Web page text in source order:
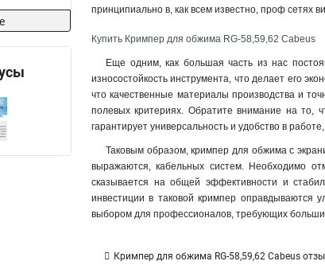
принципиально в, как всем известно, проф сетях
Купить Кримпер для обжима RG-58,59,62 Cabeus
Еще одним, как большая часть из нас
износостойкость инструмента, что делает его
что качественные материалы производства и
полевых критериях. Обратите внимание на то,
гарантирует универсальность и удобство в
Таковым образом, кримпер для обжима с
выражаются, кабельных систем. Необходимо
сказывается на общей эффективности и
инвестиции в таковой кримпер оправдываются
выбором для профессионалов, требующих
Кримпер для обжима RG-58,59,62 Cabeus